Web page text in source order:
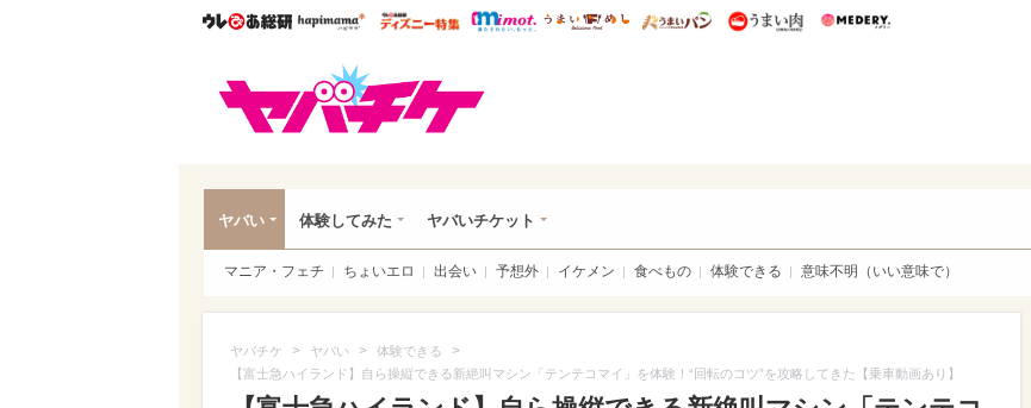
ウレぴあ総研ハピママ* ウレぴあ総研 ディズニー特集
mimot. うまいめし うまいパン うまい肉
ヤバい 体験してみた ヤバいチケット
マニア・フェチ ちょいエロ 出会い 予想外 イケメン 食べもの 体験できる 意味不明（いい意味で）
ヤバチケ > ヤバい > 体験できる >
【富士急ハイランド】自ら操縦できる新絶叫マシン「テンテコマイ」を体験！“回転のコツ”を攻略してきた【乗車動画あり】